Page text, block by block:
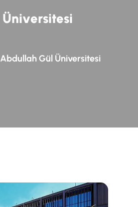
Üniversitesi
Abdullah Gül Üniversitesi